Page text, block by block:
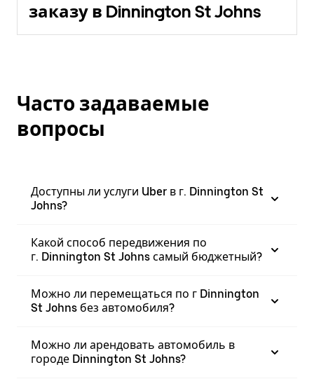
заказу в Dinnington St Johns
Часто задаваемые
вопросы
Доступны ли услуги Uber в г. Dinnington St
Johns?
Какой способ передвижения по
г. Dinnington St Johns самый бюджетный?
Можно ли перемещаться по г Dinnington
St Johns без автомобиля?
Можно ли арендовать автомобиль в
городе Dinnington St Johns?